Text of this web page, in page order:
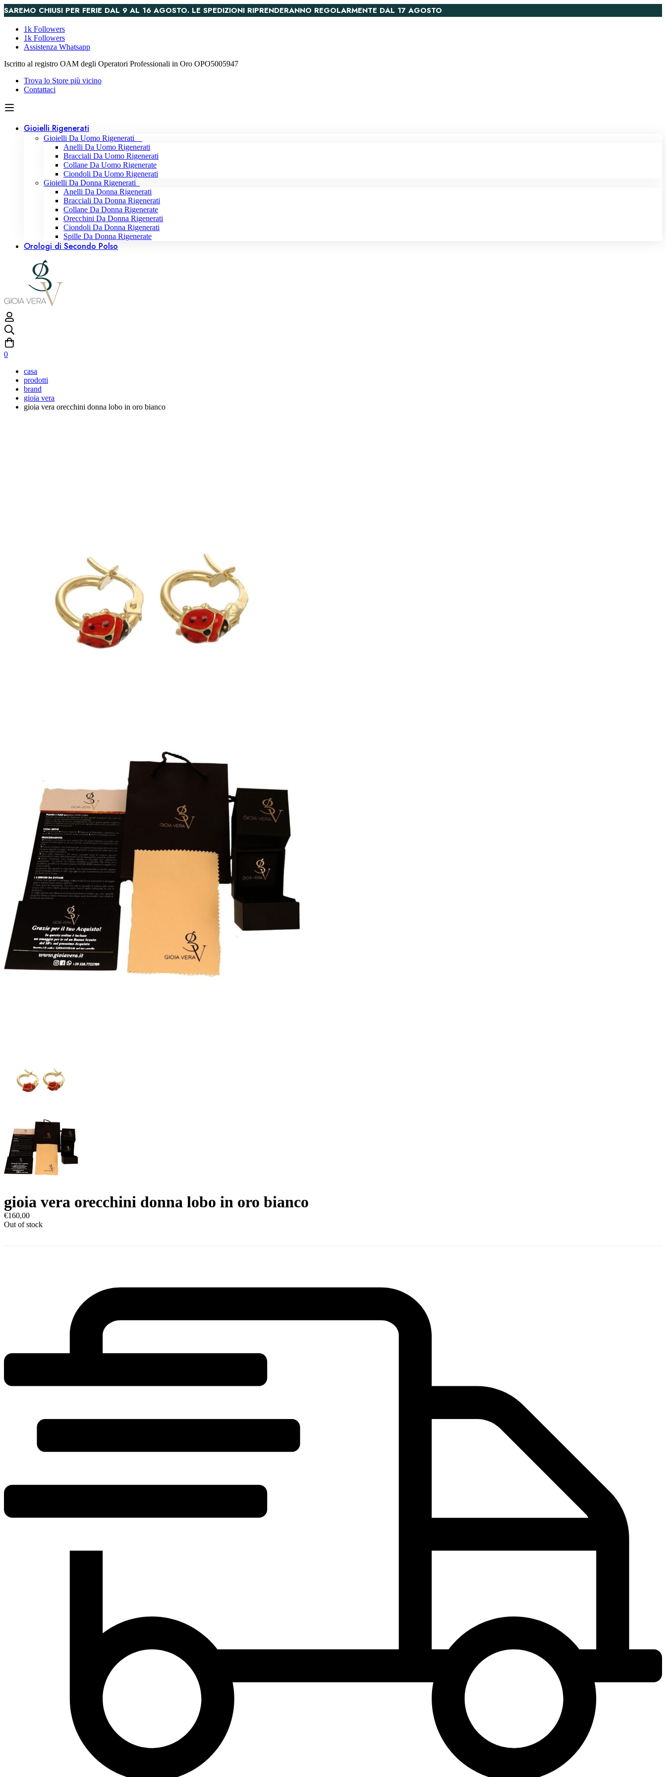
SAREMO CHIUSI PER FERIE DAL 9 AL 16 AGOSTO. LE SPEDIZIONI RIPRENDERANNO REGOLARMENTE DAL 17 AGOSTO
1k Followers
1k Followers
Assistenza Whatsapp
Iscritto al registro OAM degli Operatori Professionali in Oro OPO5005947
Trova lo Store più vicino
Contattaci
Gioielli Rigenerati
Gioielli Da Uomo Rigenerati
Anelli Da Uomo Rigenerati
Bracciali Da Uomo Rigenerati
Collane Da Uomo Rigenerate
Ciondoli Da Uomo Rigenerati
Gioielli Da Donna Rigenerati
Anelli Da Donna Rigenerati
Bracciali Da Donna Rigenerati
Collane Da Donna Rigenerate
Orecchini Da Donna Rigenerati
Ciondoli Da Donna Rigenerati
Spille Da Donna Rigenerate
Orologi di Secondo Polso
0
casa
prodotti
brand
gioia vera
gioia vera orecchini donna lobo in oro bianco
gioia vera orecchini donna lobo in oro bianco
€160,00
Out of stock